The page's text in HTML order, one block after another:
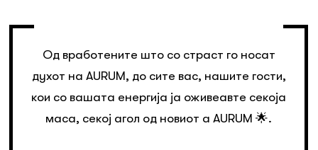
Од вработените што со страст го носат
духот на AURUM, до сите вас, нашите гости,
кои со вашата енергија ја оживеавте секоја
маса, секој агол од новиот a AURUM 🌟.